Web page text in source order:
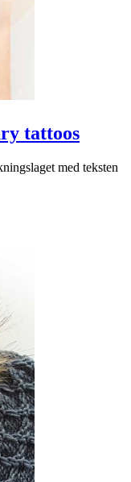
tattoos
med teksten